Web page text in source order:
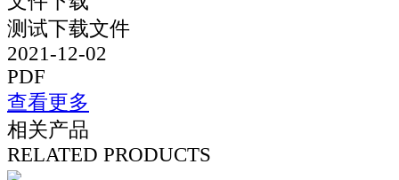
测试下载文件
2021-12-02
PDF
查看更多
相关产品
RELATED PRODUCTS